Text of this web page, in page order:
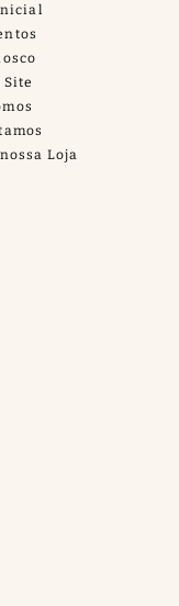
Site
Loja